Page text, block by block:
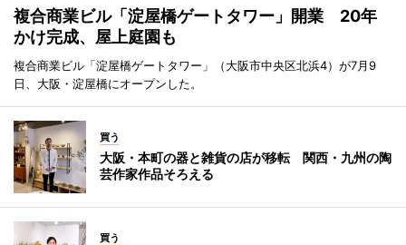
複合商業ビル「淀屋橋ゲートタワー」開業 20年
かけ完成、屋上庭園も
複合商業ビル「淀屋橋ゲートタワー」（大阪市中央区北浜4）が7月9
日、大阪・淀屋橋にオープンした。
買う
大阪・本町の器と雑貨の店が移転 関西・九州の陶
芸作家作品そろえる
買う